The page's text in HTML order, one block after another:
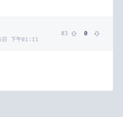
日 下午01:11
#3 0